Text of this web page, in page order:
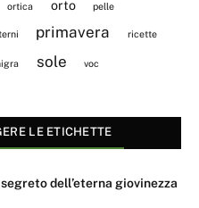
ortica orto pelle
primavera ricette
sole voc
LE ETICHETTE
dell’eterna giovinezza